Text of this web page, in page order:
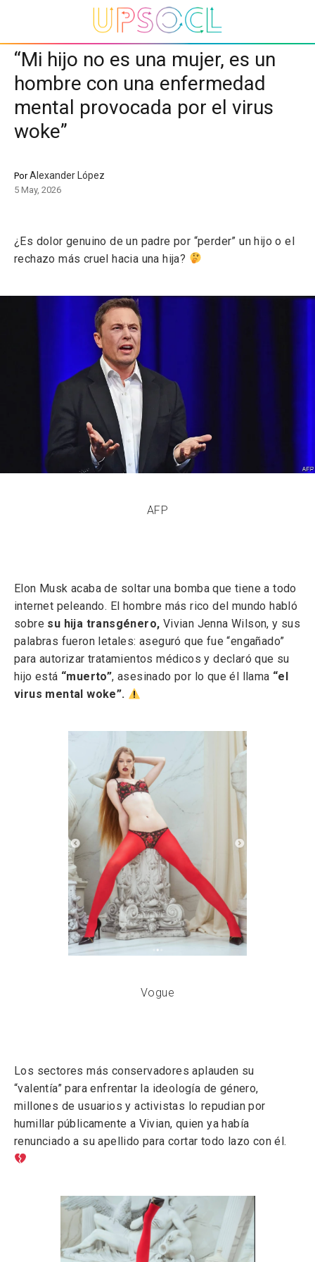
“Mi hijo no es una mujer, es un
hombre con una enfermedad
mental provocada por el virus
woke”
PorAlexander López
5 May, 2026
¿Es dolor genuino de un padre por “perder” un hijo o el
rechazo más cruel hacia una hija?
AFP
Elon Musk acaba de soltar una bomba que tiene a todo
internet peleando. El hombre más rico del mundo habló
sobre su hija transgénero, Vivian Jenna Wilson, y sus
palabras fueron letales: aseguró que fue “engañado”
para autorizar tratamientos médicos y declaró que su
hijo está “muerto”, asesinado por lo que él llama “el
virus mental woke”.
Vogue
Los sectores más conservadores aplauden su
“valentía” para enfrentar la ideología de género,
millones de usuarios y activistas lo repudian por
humillar públicamente a Vivian, quien ya había
renunciado a su apellido para cortar todo lazo con él.